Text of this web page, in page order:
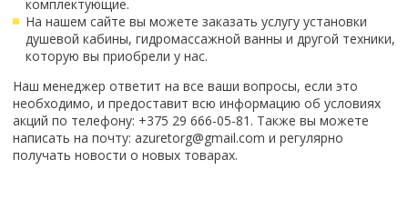
Низкие
200 см
Смотреть все
Комплектующие
Сифоны
комплектующие.
На нашем сайте вы можете заказать услугу установки
душевой кабины, гидромассажной ванны и другой техники,
которую вы приобрели у нас.
Наш менеджер ответит на все ваши вопросы, если это
необходимо, и предоставит всю информацию об условиях
акций по телефону: +375 29 666-05-81. Также вы можете
написать на почту: azuretorg@gmail.com и регулярно
получать новости о новых товарах.